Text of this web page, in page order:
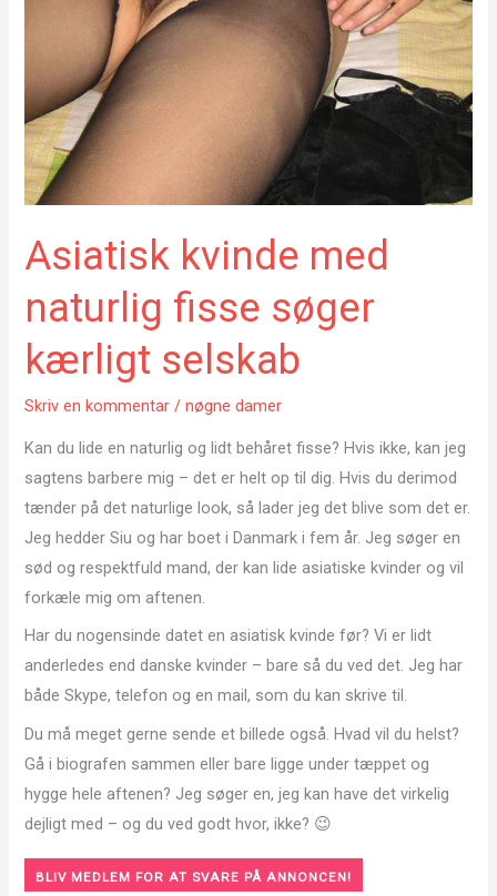
Asiatisk kvinde med
naturlig fisse søger
kærligt selskab
Skriv en kommentar /nøgne damer
Kan du lide en naturlig og lidt behåret fisse? Hvis ikke, kan jeg
sagtens barbere mig – det er helt op til dig. Hvis du derimod
tænder på det naturlige look, så lader jeg det blive som det er.
Jeg hedder Siu og har boet i Danmark i fem år. Jeg søger en
sød og respektfuld mand, der kan lide asiatiske kvinder og vil
forkæle mig om aftenen.
Har du nogensinde datet en asiatisk kvinde før? Vi er lidt
anderledes end danske kvinder – bare så du ved det. Jeg har
både Skype, telefon og en mail, som du kan skrive til.
Du må meget gerne sende et billede også. Hvad vil du helst?
Gå i biografen sammen eller bare ligge under tæppet og
hygge hele aftenen? Jeg søger en, jeg kan have det virkelig
dejligt med – og du ved godt hvor, ikke? 😉
BLIV MEDLEM FOR AT SVARE PÅ ANNONCEN!